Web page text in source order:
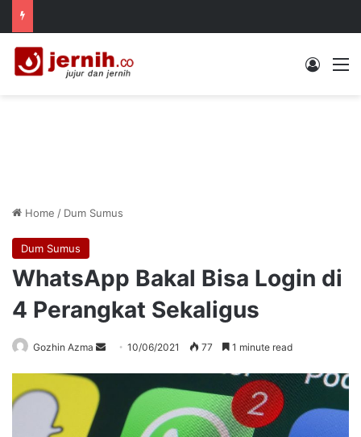
Log In
Home / Dum Sumus
Dum Sumus
WhatsApp Bakal Bisa Login di
4 Perangkat Sekaligus
Gozhin Azma
Send10/06/2021 77 1 minute read